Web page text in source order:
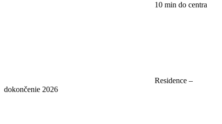
10 min do centra
Residence –
dokončenie 2026